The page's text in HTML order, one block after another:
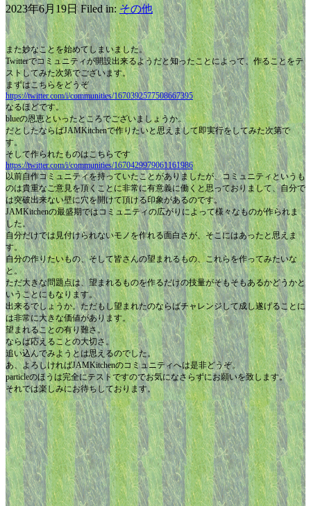
2023年6月19日 Filed in:その他
また妙なことを始めてしまいました。
Twitterでコミュニティが開設出来るようだと知ったことによって、作ることをテ
ストしてみた次第でございます。
まずはこちらをどうぞ
https://twitter.com/i/communities/1670392577508667395
なるほどです。
blueの恩恵といったところでございましょうか。
だとしたならばJAMKitchenで作りたいと思えまして即実行をしてみた次第で
す。
そして作られたものはこちらです
https://twitter.com/i/communities/1670429979061161986
以前自作コミュニティを持っていたことがありましたが、コミュニティというも
のは貴重なご意見を頂くことに非常に有意義に働くと思っておりまして、自分で
は突破出来ない壁に穴を開けて頂ける印象があるのです。
JAMKitchenの最盛期ではコミュニティの広がりによって様々なものが作られま
した。
自分だけでは見付けられないモノを作れる面白さが、そこにはあったと思えま
す。
自分の作りたいもの、そして皆さんの望まれるもの、これらを作ってみたいな
と。
ただ大きな問題点は、望まれるものを作るだけの技量がそもそもあるかどうかと
いうことにもなります。
出来るでしょうか。ただもし望まれたのならばチャレンジして成し遂げることに
は非常に大きな価値があります。
望まれることの有り難さ。
ならば応えることの大切さ。
追い込んでみようとは思えるのでした。
あ、よろしければJAMKitchenのコミュニティへは是非どうぞ。
particleのほうは完全にテストですのでお気になさらずにお願いを致します。
それでは楽しみにお待ちしております。